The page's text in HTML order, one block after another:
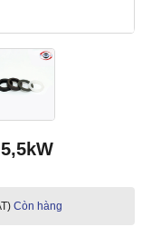
Còn hàng